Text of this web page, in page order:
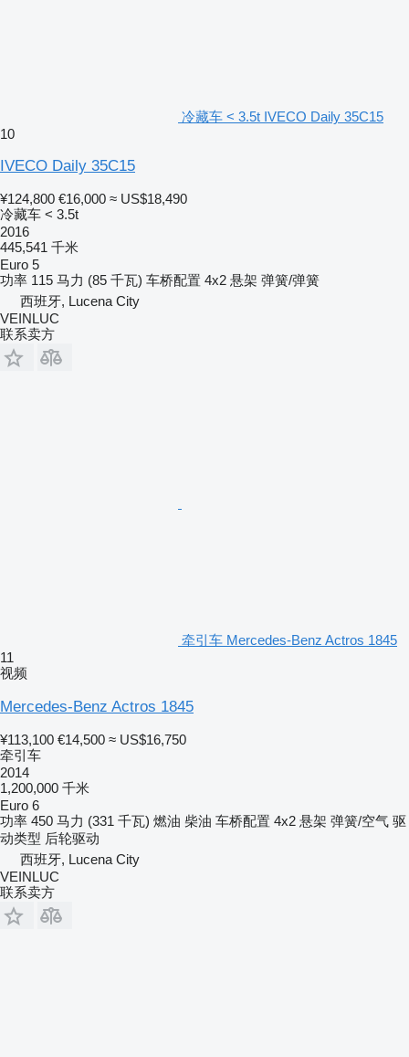
冷藏车 < 3.5t IVECO Daily 35C15
10
IVECO Daily 35C15
¥124,800 €16,000 ≈ US$18,490
冷藏车 < 3.5t
2016
445,541 千米
Euro 5
功率 115 马力 (85 千瓦) 车桥配置 4x2 悬架 弹簧/弹簧
西班牙, Lucena City
VEINLUC
联系卖方
牵引车 Mercedes-Benz Actros 1845
11
视频
Mercedes-Benz Actros 1845
¥113,100 €14,500 ≈ US$16,750
牵引车
2014
1,200,000 千米
Euro 6
功率 450 马力 (331 千瓦) 燃油 柴油 车桥配置 4x2 悬架 弹簧/空气 驱
动类型 后轮驱动
西班牙, Lucena City
VEINLUC
联系卖方